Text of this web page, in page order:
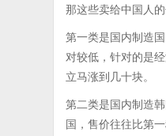
那这些卖给中国人
第一类是国内制造
对较低，针对的是
立马涨到几十块。
第二类是国内制造
国，售价往往比第